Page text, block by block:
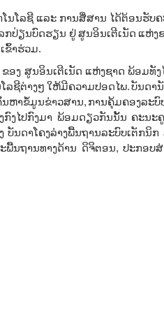
ນໂລຊີ ແລະ ການສື່ສານ ໄດ້ຕ້ອນຮັ
ກປ່ຽນບົດຮຽນ ຢູ່ ສູນອິນເຕີເນັດ ແຫ່
ຂົ້າຮ່ວມ.
ງ ສູນອິນເຕີເນັດ ແຫ່ງຊາດ ພ້ອມທັ
ລຊີຕ່າງໆ ໃຫ້ມີຄວາມປອດໄພ. ບັນ
ຫາຂໍ້ມູນຂ່າວສານ, ການຄຸ້ມຄອງລະ
ງໄປກົງມາ ພ້ອມດຽວກັນນັ້ນ ຄະນະ
ນດາໂຄງລ່າງພື້ນຖານລະບົບເຕັກນິ
ນຖານທາງດ້ານ ດິຈິຕອນ, ປະກອບ